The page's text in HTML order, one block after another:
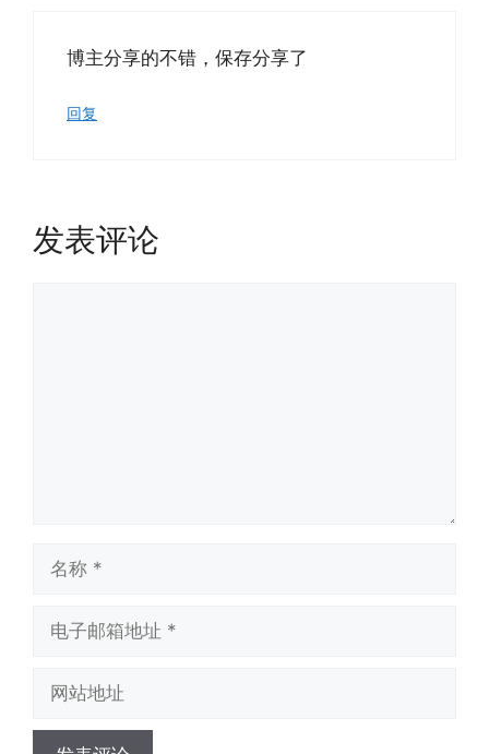
博主分享的不错，保存分享了
回复
发表评论
地
地